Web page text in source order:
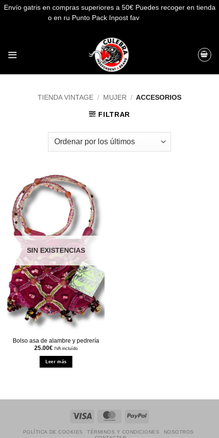
Envío gatris en compras superiores a 50€ Puedes recoger en tienda
o en ru Punto Pack Inpost fav
contenido
TIENDA VINTAGE / MUJER / ACCESORIOS
FILTRAR
SIN EXISTENCIAS
Bolso asa de alambre y pedrería
25.00€ IVA incluído
Leer más
MasterCardPayPal
POLÍTICA DE COOKIES TÉRMINOS Y CONDICIONES
NOSOTROS